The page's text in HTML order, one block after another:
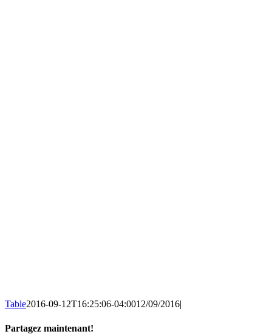
Table2016-09-12T16:25:06-04:0012/09/2016|
Partagez maintenant!